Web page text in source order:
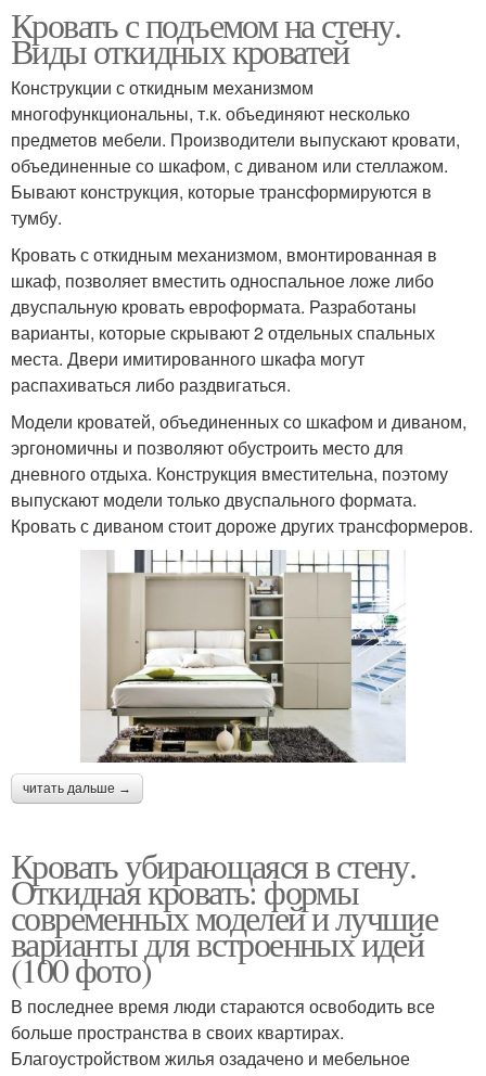
Кровать с подъемом на стену.
Виды откидных кроватей
Конструкции с откидным механизмом
многофункциональны, т.к. объединяют несколько
предметов мебели. Производители выпускают кровати,
объединенные со шкафом, с диваном или стеллажом.
Бывают конструкция, которые трансформируются в
тумбу.
Кровать с откидным механизмом, вмонтированная в
шкаф, позволяет вместить односпальное ложе либо
двуспальную кровать евроформата. Разработаны
варианты, которые скрывают 2 отдельных спальных
места. Двери имитированного шкафа могут
распахиваться либо раздвигаться.
Модели кроватей, объединенных со шкафом и диваном,
эргономичны и позволяют обустроить место для
дневного отдыха. Конструкция вместительна, поэтому
выпускают модели только двуспального формата.
Кровать с диваном стоит дороже других трансформеров.
читать дальше →
Кровать убирающаяся в стену.
Откидная кровать: формы
современных моделей и лучшие
варианты для встроенных идей
(100 фото)
В последнее время люди стараются освободить все
больше пространства в своих квартирах.
Благоустройством жилья озадачено и мебельное